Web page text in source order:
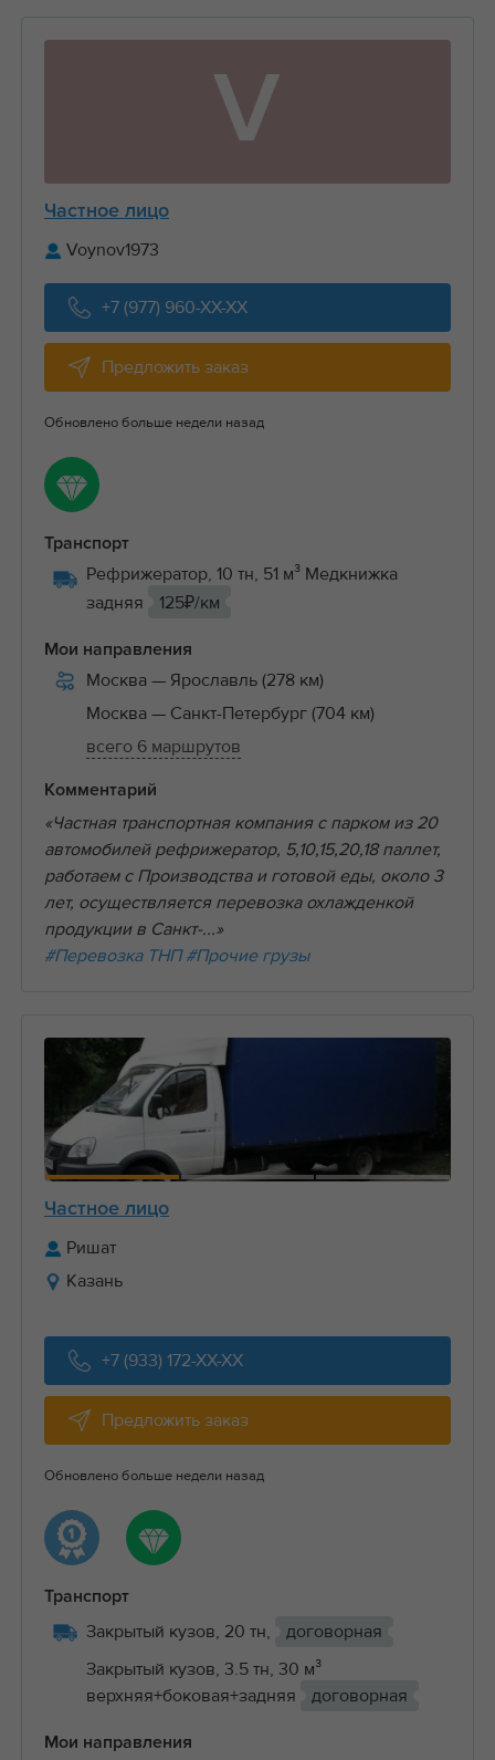
V
Частное лицо
Voynov1973
+7 (977) 960-XX-XX
Предложить заказ
Обновлено больше недели назад
Транспорт
Рефрижератор, 10 тн, 51 м³ Медкнижка
задняя
125₽/км
Мои направления
Москва — Ярославль (278 км)
Москва — Санкт-Петербург (704 км)
всего 6 маршрутов
Комментарий
«Частная транспортная компания с парком из 20
автомобилей рефрижератор, 5,10,15,20,18 паллет,
работаем с Производства и готовой еды, около 3
лет, осуществляется перевозка охлажденкой
продукции в Санкт-...»
#Перевозка ТНП #Прочие грузы
Частное лицо
Ришат
Казань
+7 (933) 172-XX-XX
Предложить заказ
Обновлено больше недели назад
Транспорт
Закрытый кузов, 20 тн,
договорная
Закрытый кузов, 3.5 тн, 30 м³
верхняя+боковая+задняя
договорная
Мои направления